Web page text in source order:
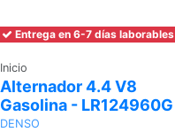
Entrega en 6-7 días laborables
Inicio
Alternador 4.4 V8
Gasolina - LR124960G
DENSO